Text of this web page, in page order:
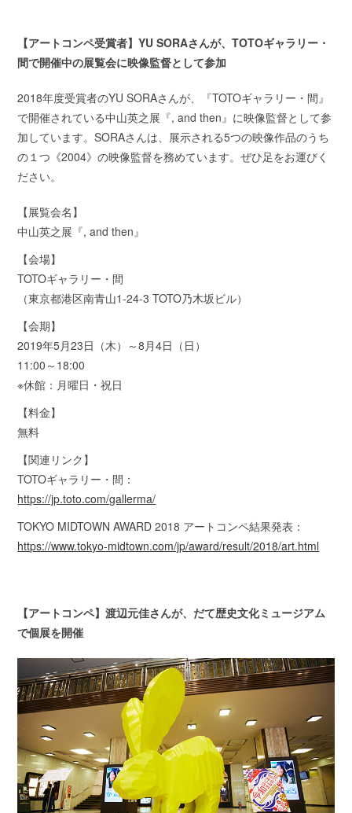
【アートコンペ受賞者】YU SORAさんが、TOTOギャラリー・
間で開催中の展覧会に映像監督として参加
2018年度受賞者のYU SORAさんが、『TOTOギャラリー・間』
で開催されている中山英之展『, and then』に映像監督として参
加しています。SORAさんは、展示される5つの映像作品のうち
の１つ《2004》の映像監督を務めています。ぜひ足をお運びく
ださい。
【展覧会名】
中山英之展『, and then』
【会場】
TOTOギャラリー・間
（東京都港区南青山1-24-3 TOTO乃木坂ビル）
【会期】
2019年5月23日（木）～8月4日（日）
11:00～18:00
※休館：月曜日・祝日
【料金】
無料
【関連リンク】
TOTOギャラリー・間：
https://jp.toto.com/gallerma/
TOKYO MIDTOWN AWARD 2018 アートコンペ結果発表：
https://www.tokyo-midtown.com/jp/award/result/2018/art.html
【アートコンペ】渡辺元佳さんが、だて歴史文化ミュージアム
で個展を開催